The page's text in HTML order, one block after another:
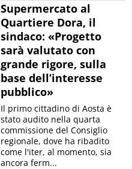
Supermercato al
Quartiere Dora, il
sindaco: «Progetto
sarà valutato con
grande rigore, sulla
base dell’interesse
pubblico»
Il primo cittadino di Aosta è
stato audito nella quarta
commissione del Consiglio
regionale, dove ha ribadito
come l'iter, al momento, sia
ancora ferm...